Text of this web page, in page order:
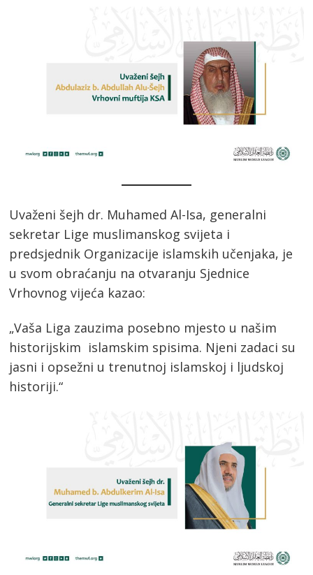
Uvaženi šejh dr. Muhamed Al-Isa, generalni
sekretar Lige muslimanskog svijeta i
predsjednik Organizacije islamskih učenjaka, je
u svom obraćanju na otvaranju Sjednice
Vrhovnog vijeća kazao:
„Vaša Liga zauzima posebno mjesto u našim
historijskim islamskim spisima. Njeni zadaci su
jasni i opsežni u trenutnoj islamskoj i ljudskoj
historiji.“